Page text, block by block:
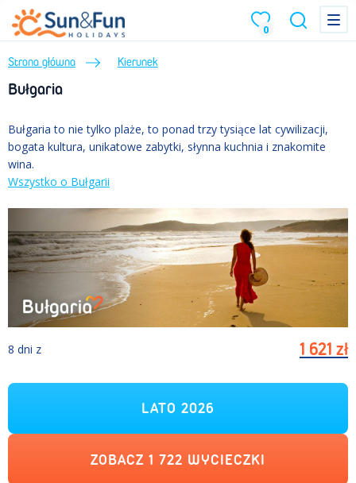
0
Menu Menu
Strona główna Kierunek
Bułgaria
Bułgaria to nie tylko plaże, to ponad trzy tysiące lat cywilizacji,
bogata kultura, unikatowe zabytki, słynna kuchnia i znakomite
wina.
Wszystko o Bułgarii
8 dni z 1 621 zł
LATO 2026
ZOBACZ 1 722 WYCIECZKI